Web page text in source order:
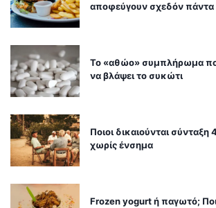
αποφεύγουν σχεδόν πάντα
Το «αθώο» συμπλήρωμα
να βλάψει το συκώτι
Ποιοι δικαιούνται
χωρίς ένσημα
Frozen yogurt ή παγωτό;